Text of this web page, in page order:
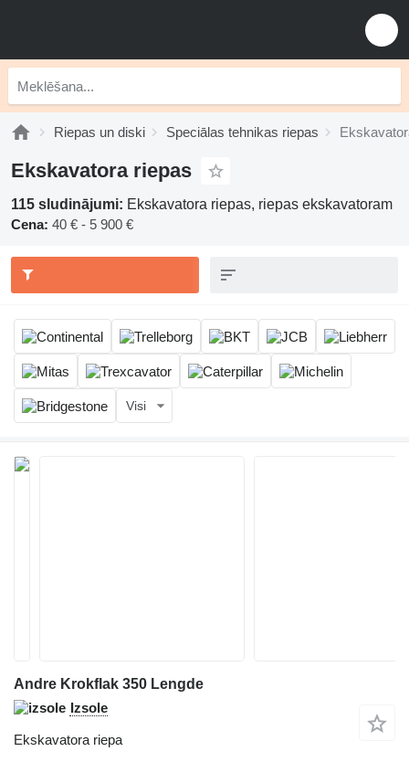
Riepas un diski Speciālas tehnikas riepas
Ekskavatora riepas
115 sludinājumi: Ekskavatora riepas, riepas ekskavatoram
Cena: 40 € - 5 900 €
Visi
Andre Krokflak 350 Lengde
Izsole
Ekskavatora riepa